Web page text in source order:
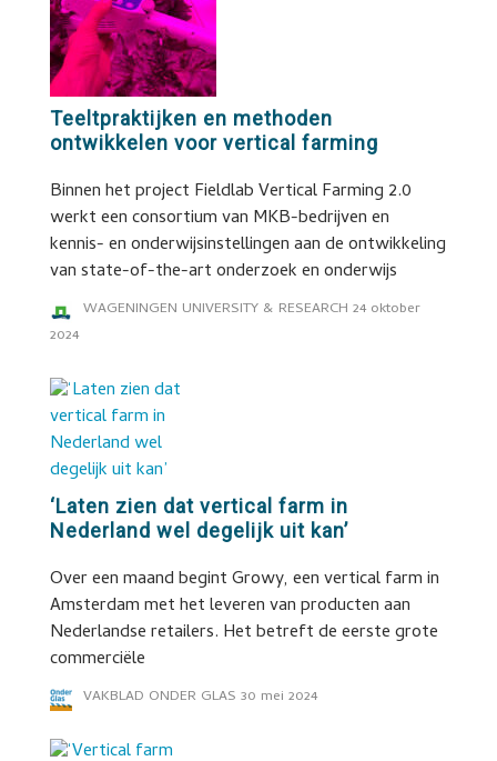
Teeltpraktijken en methoden
ontwikkelen voor vertical farming
Binnen het project Fieldlab Vertical Farming 2.0
werkt een consortium van MKB-bedrijven en
kennis- en onderwijsinstellingen aan de ontwikkeling
van state-of-the-art onderzoek en onderwijs
WAGENINGEN UNIVERSITY & RESEARCH 24 oktober
2024
‘Laten zien dat vertical farm in
Nederland wel degelijk uit kan’
Over een maand begint Growy, een vertical farm in
Amsterdam met het leveren van producten aan
Nederlandse retailers. Het betreft de eerste grote
commerciële
VAKBLAD ONDER GLAS 30 mei 2024